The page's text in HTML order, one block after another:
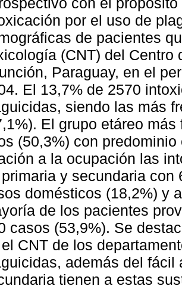
por el uso de
de pacientes
(CNT) del
Paraguay, en el
El 13,7% de 2570
siendo las más
El grupo etáreo
(50,3%) con
a la ocupación las
y secundaria con
domésticos (18,2%) y
de los pacientes
casos (53,9%). Se
CNT de los
además del
tienen a estas